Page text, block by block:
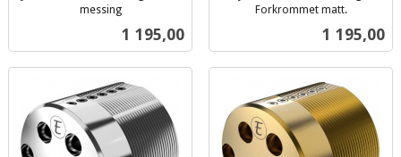
messing
Pris
1 195,00
Forkrommet matt.
Pris
1 195,00